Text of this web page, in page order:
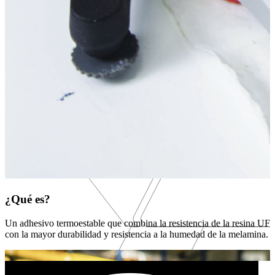
¿Qué es?
Un adhesivo termoestable que combina la resistencia de la resina UF
con la mayor durabilidad y resistencia a la humedad de la melamina.